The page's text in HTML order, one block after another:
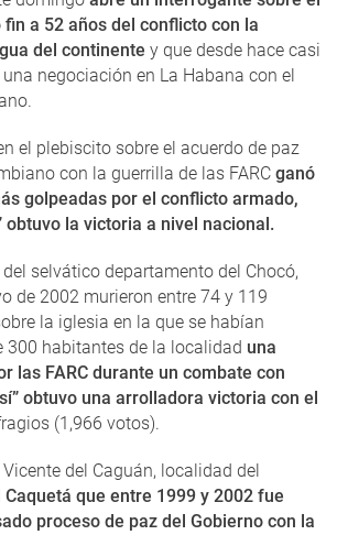
a 52 años del conflicto con la
del continente y que desde hace casi
negociación en La Habana con el
el plebiscito sobre el acuerdo de paz
con la guerrilla de las FARC ganó
golpeadas por el conflicto armado,
obtuvo la victoria a nivel nacional.
selvático departamento del Chocó,
de 2002 murieron entre 74 y 119
la iglesia en la que se habían
300 habitantes de la localidad una
las FARC durante un combate con
obtuvo una arrolladora victoria con el
(1,966 votos).
del Caguán, localidad del
que entre 1999 y 2002 fue
proceso de paz del Gobierno con la